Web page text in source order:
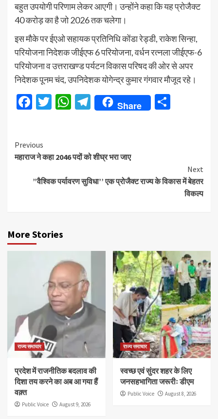
बहुत उपयोगी परिणाम लेकर आएगी। उन्होंने कहा कि यह प्रोजैक्ट
40 करोड़ का है जो 2026 तक चलेगा।
इस मौके पर ईएओ सहायक प्रतिनिधि कोंडा रेड्डी, राकेश सिन्हा,
परियोजना निदेशक जीईएफ 6 परियोजना, वर्धन रत्नला जीईएफ-6
परियोजना व उत्तराखण्ड पर्यटन विकास परिषद की ओर से अपर
निदेशक पूनम चंद, उपनिदेशक योगेन्द्र कुमार गंगवार मौजूद रहे।
Facebook
TwitterWhatsApp
Telegram
Share
Continue
Reading
Previous
महाराज ने कहा 2046 पदों को शीघ्र भरा जाए
Next
”वैश्विक पर्यावरण सुविधा’’ एक प्रोजैक्ट राज्य के विकास में बेहतर
विकल्प
More Stories
राज्य समाचार
प्रदेश में राजनीतिक बदलाव की
दिशा तय करने का अब आ गया हैं
वक़्त
Public Voice August 9, 2026
राज्य समाचार
स्वच्छ एवं सुंदर शहर के लिए
जनसहभागिता जरूरीः डीएम
Public Voice August 8, 2026